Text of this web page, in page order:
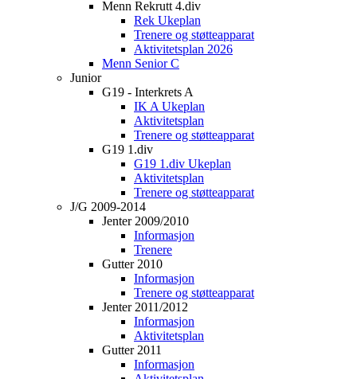
Menn Rekrutt 4.div
Rek Ukeplan
Trenere og støtteapparat
Aktivitetsplan 2026
Menn Senior C
Junior
G19 - Interkrets A
IK A Ukeplan
Aktivitetsplan
Trenere og støtteapparat
G19 1.div
G19 1.div Ukeplan
Aktivitetsplan
Trenere og støtteapparat
J/G 2009-2014
Jenter 2009/2010
Informasjon
Trenere
Gutter 2010
Informasjon
Trenere og støtteapparat
Jenter 2011/2012
Informasjon
Aktivitetsplan
Gutter 2011
Informasjon